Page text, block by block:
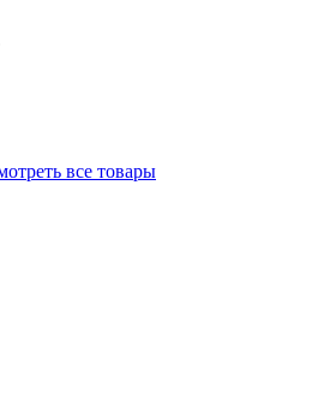
все товары